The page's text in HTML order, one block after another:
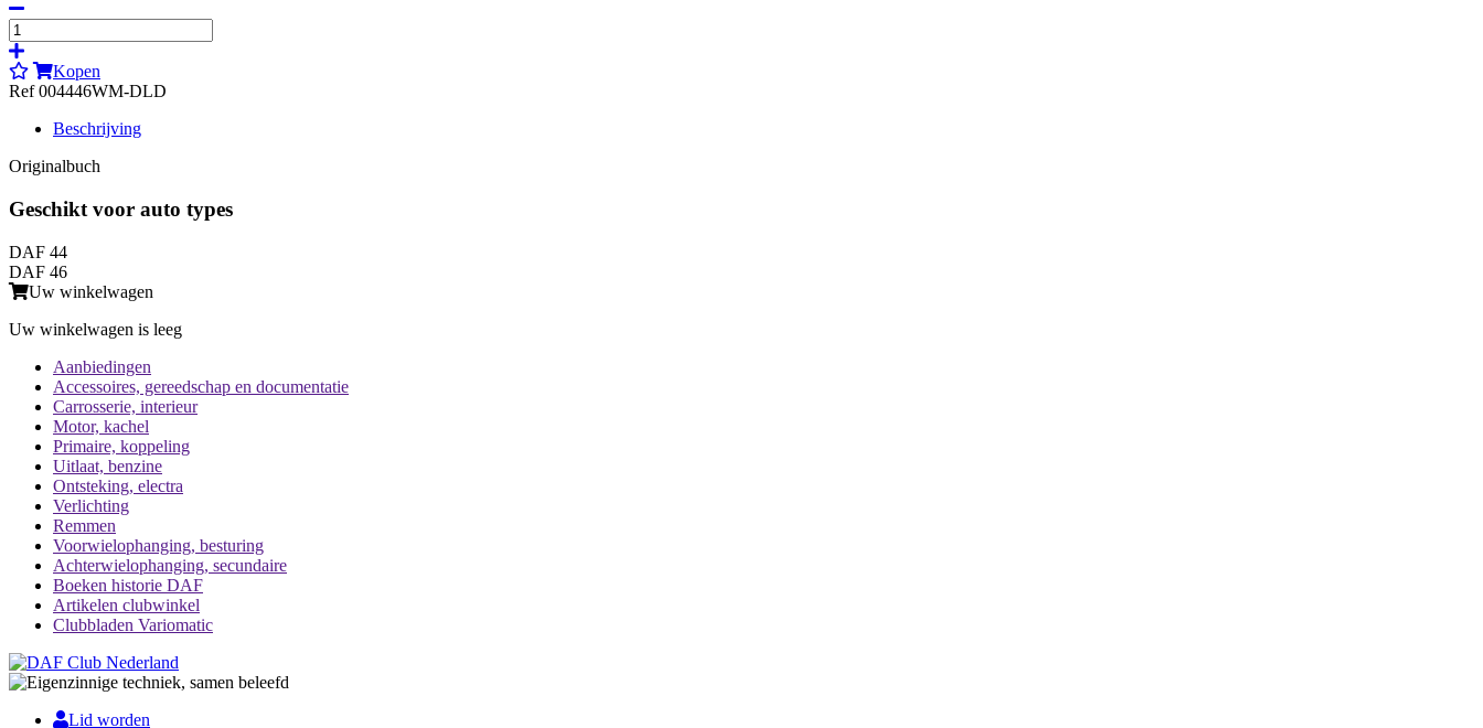
Kopen
Ref 004446WM-DLD
Beschrijving
Originalbuch
Geschikt voor auto types
DAF 44
DAF 46
Uw winkelwagen
Uw winkelwagen is leeg
Aanbiedingen
Accessoires, gereedschap en documentatie
Carrosserie, interieur
Motor, kachel
Primaire, koppeling
Uitlaat, benzine
Ontsteking, electra
Verlichting
Remmen
Voorwielophanging, besturing
Achterwielophanging, secundaire
Boeken historie DAF
Artikelen clubwinkel
Clubbladen Variomatic
Lid worden